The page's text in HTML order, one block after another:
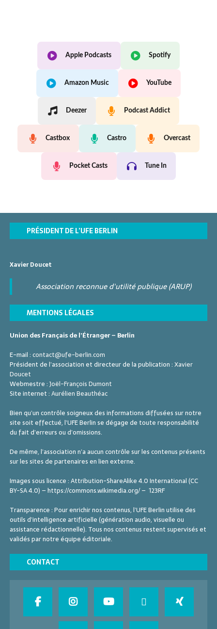
Apple Podcasts Spotify
Amazon Music YouTube
Deezer Podcast Addict
Castbox Castro Overcast
Pocket Casts Tune In
PRÉSIDENT DE L’UFE BERLIN
Xavier Doucet
Association reconnue d'utilité publique (ARUP)
MENTIONS LÉGALES
Union des Français de l’Étranger – Berlin
E-mail :contact@ufe-berlin.com
Président de l’association et directeur de la publication :Xavier
Doucet
Webmestre :Joël-François Dumont
Site internet :Aurélien Beauthéac
Bien qu’un contrôle soigneux des informations diffusées sur notre
site soit effectué, l’UFE Berlin se dégage de toute responsabilité
du fait d’erreurs ou d’omissions.
De même, l’association n’a aucun contrôle sur les contenus présents
sur les sites de partenaires en lien externe.
Images sous licence : Attribution-ShareAlike 4.0 International (CC
BY-SA 4.0) – https://commons.wikimedia.org/ – 123RF
Transparence : Pour enrichir nos contenus, l’UFE Berlin utilise des
outils d’intelligence artificielle (génération audio, visuelle ou
assistance rédactionnelle). Tous nos contenus restent supervisés et
validés par notre équipe éditoriale.
CONTACT